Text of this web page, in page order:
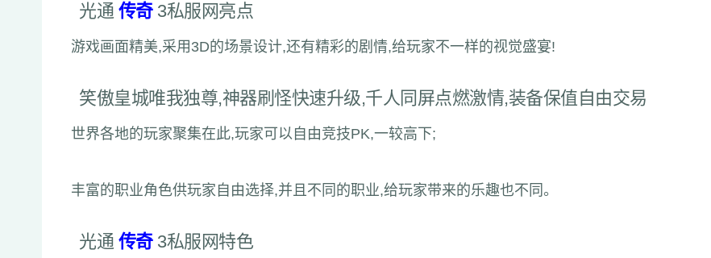
光通 传奇 3私服网亮点
游戏画面精美,采用3D的场景设计,还有精彩的剧情,给玩家不一样的视觉盛宴!
笑傲皇城唯我独尊,神器刷怪快速升级,千人同屏点燃激情,装备保值自由交易
世界各地的玩家聚集在此,玩家可以自由竞技PK,一较高下;
丰富的职业角色供玩家自由选择,并且不同的职业,给玩家带来的乐趣也不同。
光通 传奇 3私服网特色